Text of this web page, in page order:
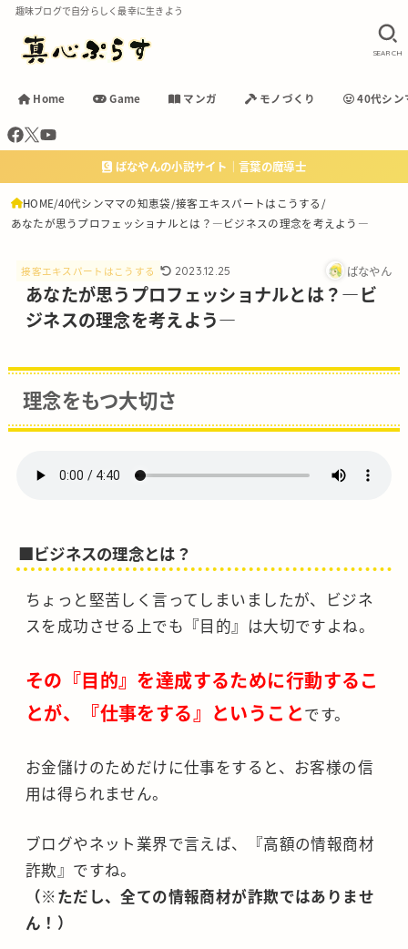
趣味ブログで自分らしく最幸に生きよう
Home Game マンガ モノづくり 40代シン
SEARCH
ばなやんの小説サイト｜言葉の魔導士
HOME 40代シンママの知恵袋 接客エキスパートはこうする
あなたが思うプロフェッショナルとは？―ビジネスの理念を考えよう―
接客エキスパートはこうする 2023.12.25 ばなやん
あなたが思うプロフェッショナルとは？―ビ
ジネスの理念を考えよう―
理念をもつ大切さ
■ビジネスの理念とは？
ちょっと堅苦しく言ってしまいましたが、ビジネ
スを成功させる上でも『目的』は大切ですよね。
その『目的』を達成するために行動するこ
とが、『仕事をする』ということです。
お金儲けのためだけに仕事をすると、お客様の信
用は得られません。
ブログやネット業界で言えば、『高額の情報商材
詐欺』ですね。
（※ただし、全ての情報商材が詐欺ではありませ
ん！）